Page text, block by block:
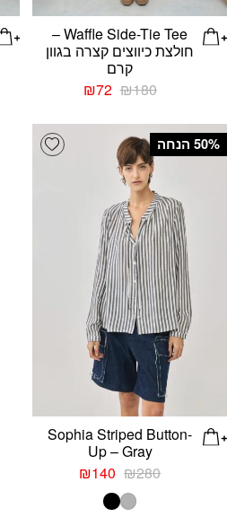
Waffle Side-Tie Tee –
חולצת כיווצים קצרה בגוון
קרם
₪180
המחיר
היה:
₪72
הוא:
₪72.
wishlist ‫50% הנחה
Sophia Striped Button-
Up – Gray
₪280
המחיר
המקורי
היה:
₪140
המחיר